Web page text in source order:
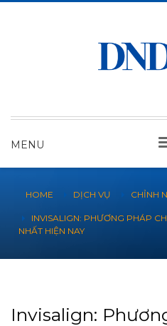
MENU
HOME DỊCH VỤ CHỈNH
INVISALIGN: PHƯƠNG PHÁP
NHẤT HIỆN NAY
Invisalign: